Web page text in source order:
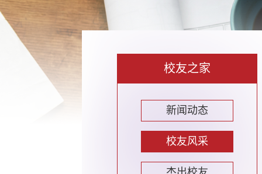
校友之家
新闻动态
校友风采